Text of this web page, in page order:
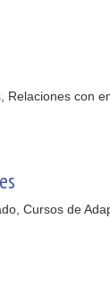
Relaciones con
Cursos de